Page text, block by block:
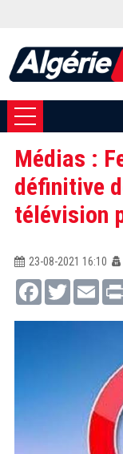
Médias :
définitive
télévision
23-08-2021 16:10
FacebookTwitterEmail